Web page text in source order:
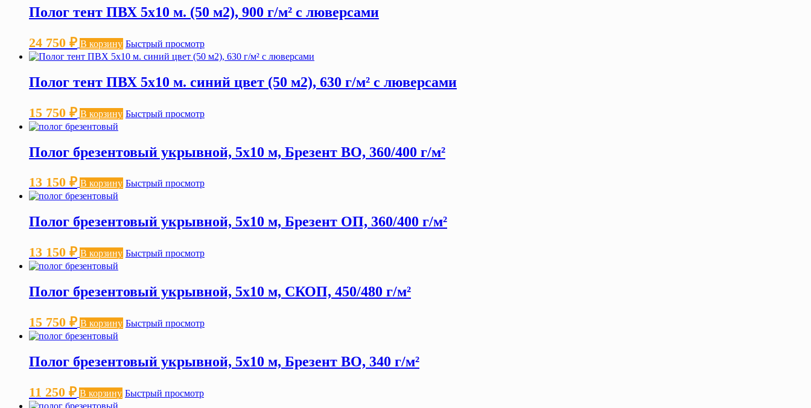
Полог тент ПВХ 5х10 м. (50 м2), 900 г/м² с люверсами
24 750 ₽ В корзину Быстрый просмотр
Полог тент ПВХ 5х10 м. синий цвет (50 м2), 630 г/м² с люверсами
15 750 ₽ В корзину Быстрый просмотр
Полог брезентовый укрывной, 5х10 м, Брезент ВО, 360/400 г/м²
13 150 ₽ В корзину Быстрый просмотр
Полог брезентовый укрывной, 5х10 м, Брезент ОП, 360/400 г/м²
13 150 ₽ В корзину Быстрый просмотр
Полог брезентовый укрывной, 5х10 м, СКОП, 450/480 г/м²
15 750 ₽ В корзину Быстрый просмотр
Полог брезентовый укрывной, 5х10 м, Брезент ВО, 340 г/м²
11 250 ₽ В корзину Быстрый просмотр